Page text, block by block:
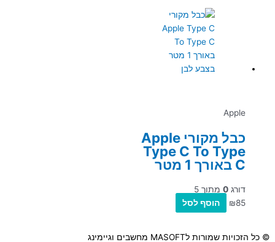
Apple
כבל מקורי Apple
Type C To Type
C באורך 1 מטר
דורג 0 מתוך 5
₪85 הוסף לסל
© כל הזכויות שמורות לMASOFT מחשבים וגיימינג